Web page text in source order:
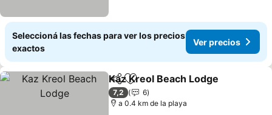
Seleccioná las fechas para ver los precios
exactos
Ver precios
CompartirAñadir a favoritos
Kaz Kreol Beach Lodge
7,2
6
a 0.4 km de la playa